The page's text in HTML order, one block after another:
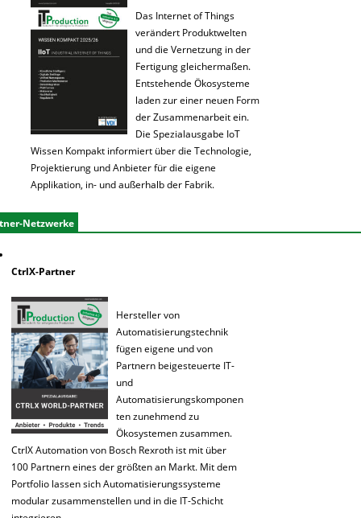
Das Internet of Things
verändert Produktwelten
und die Vernetzung in der
Fertigung gleichermaßen.
Entstehende Ökosysteme
laden zur einer neuen Form
der Zusammenarbeit ein.
Die Spezialausgabe IoT
Wissen Kompakt informiert über die Technologie,
Projektierung und Anbieter für die eigene
Applikation, in- und außerhalb der Fabrik.
Netzwerke
CtrlX-Partner
Hersteller von
Automatisierungstechnik
fügen eigene und von
Partnern beigesteuerte IT-
und
Automatisierungskomponen
ten zunehmend zu
Ökosystemen zusammen.
CtrlX Automation von Bosch Rexroth ist mit über
100 Partnern eines der größten an Markt. Mit dem
Portfolio lassen sich Automatisierungssysteme
modular zusammenstellen und in die IT-Schicht